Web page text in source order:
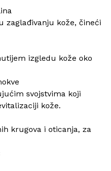
zaglađivanju kože, čineći
izgledu kože oko
svojstvima koji
kože.
krugova i oticanja, za